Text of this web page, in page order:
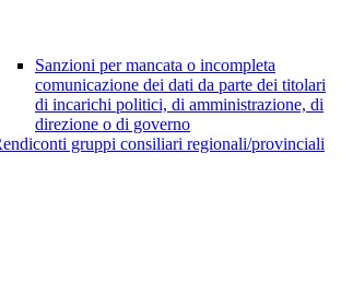
Sanzioni per mancata o incompleta
comunicazione dei dati da parte dei titolari
di incarichi politici, di amministrazione, di
direzione o di governo
gruppi consiliari regionali/provinciali